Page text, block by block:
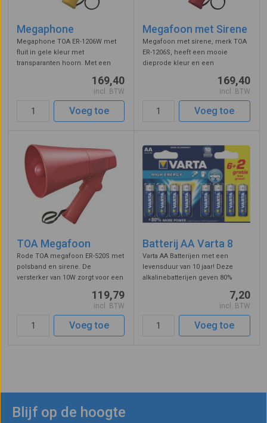
Megaphone
Megaphone TOA ER-1206W met
fluit in gele kleur met
transparanten hoorn. Met een
megafoon een stemversterking
tot 250 meter, de fluit heeft een
reikwijdte tot 315 meter. IPX5
spatwaterdi ...
169,40
incl. BTW
Voeg toe
Megafoon met Sirene
Megafoon met sirene, merk TOA
ER-1206S, heeft een mooie
dieprode kleur en een
in dezelfde kleur. Met een
versterker van 10W heeft deze
handmegafoon een spraakbereik
van 250 meter. De ...
169,40
incl. BTW
Voeg toe
TOA Megafoon
Rode TOA megafoon ER-520S met
polsband en sirene. De
versterker van 10W zorgt voor een
sirene heeft een reikwijdte van
afmetingen en weegt slechts 695
gram. Word ...
119,79
incl. BTW
Voeg toe
Batterij AA Varta 8
Varta AA Batterijen met een
levensduur van 10 jaar! Deze
alkalinebatterijen geven 80%
7,20
incl. BTW
Voeg toe
Blijf op de hoogte